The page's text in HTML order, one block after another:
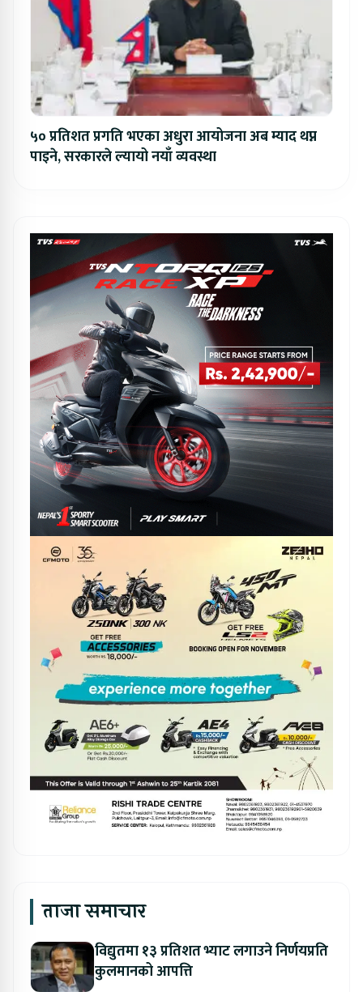
५० प्रतिशत प्रगति भएका अधुरा आयोजना अब म्याद थप्न
पाइने, सरकारले ल्यायो नयाँ व्यवस्था
ताजा समाचार
विद्युतमा १३ प्रतिशत भ्याट लगाउने निर्णयप्रति
कुलमानको आपत्ति